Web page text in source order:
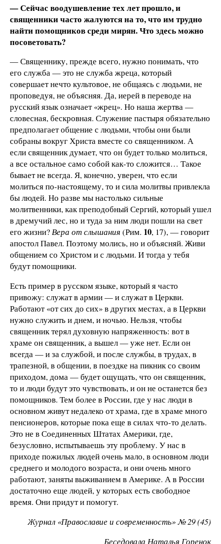
— Сейчас воодушевление тех лет прошло, и
священники часто жалуются на то, что им трудно
найти помощников среди мирян. Что здесь можно
посоветовать?
— Священнику, прежде всего, нужно понимать, что
его служба — это не служба жреца, который
совершает нечто культовое, не общаясь с людьми, не
проповедуя, не объясняя. Да, иерей в переводе на
русский язык означает «жрец». Но наша жертва —
словесная, бескровная. Служение пастыря обязательно
предполагает общение с людьми, чтобы они были
собраны вокруг Христа вместе со священником. А
если священник думает, что он будет только молиться,
а все остальное само собой как-то сложится… Такое
бывает не всегда. Я, конечно, уверен, что если
молиться по-настоящему, то и сила молитвы привлекла
бы людей. Но разве мы настолько сильные
молитвенники, как преподобный Сергий, который ушел
в дремучий лес, но и туда за ним люди пошли на свет
его жизни?Вера от слышания (Рим. 10, 17), — говорит
апостол Павел. Поэтому молись, но и объясняй. Живи
общением со Христом и с людьми. И тогда у тебя
будут помощники.
Есть пример в русском языке, который я часто
привожу: служат в армии — и служат в Церкви.
Работают «от сих до сих» в других местах, а в Церкви
нужно служить и днем, и ночью. Нельзя, чтобы
священник терял духовную напряженность: вот в
храме он священник, а вышел — уже нет. Если он
всегда — и за службой, и после службы, в трудах, в
трапезной, в общении, в поездке на пикник со своим
приходом, дома — будет ощущать, что он священник,
то и люди будут это чувствовать, и он не останется без
помощников. Тем более в России, где у нас люди в
основном живут недалеко от храма, где в храме много
пенсионеров, которые пока еще в силах что-то делать.
Это не в Соединенных Штатах Америки, где,
безусловно, испытываешь эту проблему. У нас в
приходе пожилых людей очень мало, в основном люди
среднего и молодого возраста, и они очень много
работают, заняты выживанием в Америке. А в России
достаточно еще людей, у которых есть свободное
время. Они придут и помогут.
Журнал «Православие и современность» № 29 (45)
Беседовала Наталья Горенок